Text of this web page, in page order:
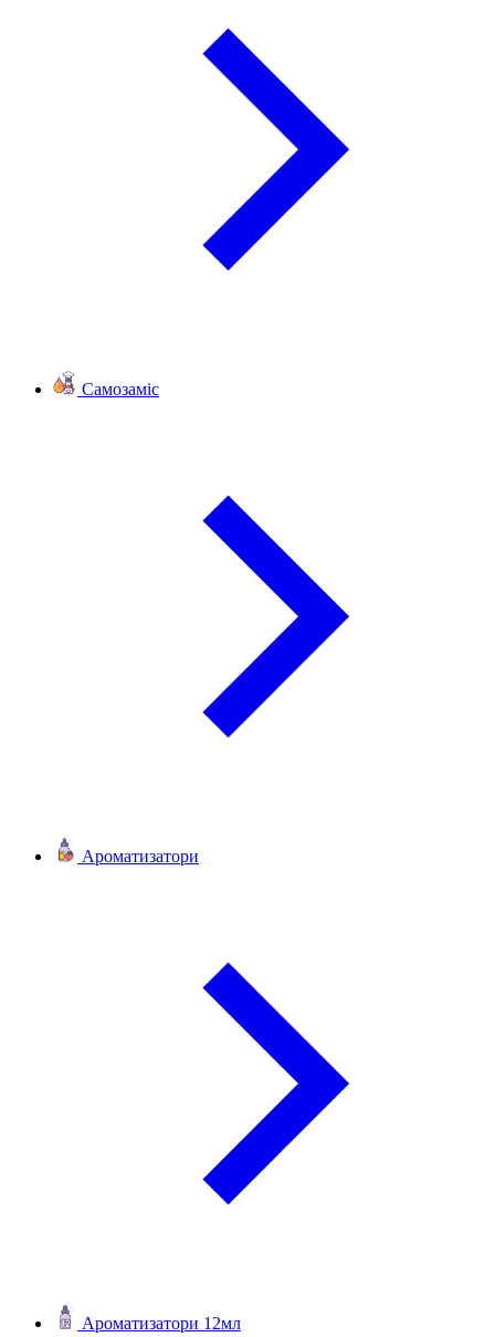
Самозаміс
Ароматизатори
Ароматизатори 12мл